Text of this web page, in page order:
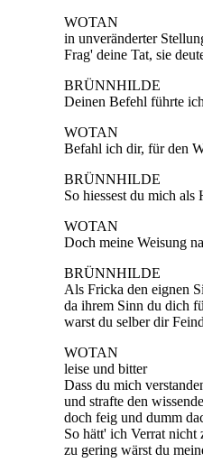
WOTAN
in unveränderter
Frag' deine Tat, sie
BRÜNNHILDE
Deinen Befehl führte
WOTAN
Befahl ich dir, für den
BRÜNNHILDE
So hiessest du mich als
WOTAN
Doch meine Weisung
BRÜNNHILDE
Als Fricka den eignen
da ihrem Sinn du dich
warst du selber dir
WOTAN
leise und bitter
Dass du mich
und strafte den
doch feig und dumm
So hätt' ich Verrat nicht
zu gering wärst du